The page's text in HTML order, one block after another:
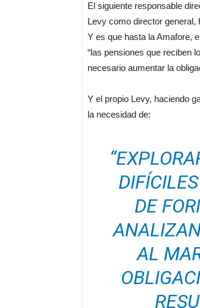
El siguiente responsable
Levy como director general,
Y es que hasta la Amafore,
“las pensiones que reciben
necesario aumentar la
Y el propio Levy, haciendo
la necesidad de:
DE
AL